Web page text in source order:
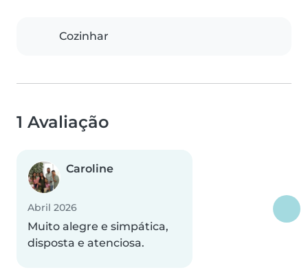
Cozinhar
1 Avaliação
Caroline
Abril 2026
Muito alegre e simpática,
disposta e atenciosa.